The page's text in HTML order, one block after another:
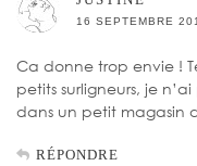
16 SEPTEMBRE
Ca donne trop envie !
petits surligneurs, je
dans un petit magasin
RÉPONDRE